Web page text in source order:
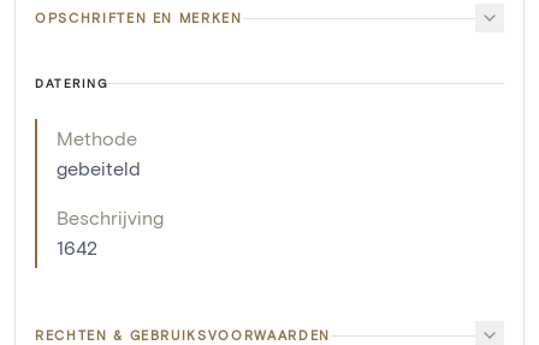
OPSCHRIFTEN EN MERKEN
DATERING
Methode
gebeiteld
Beschrijving
1642
RECHTEN & GEBRUIKSVOORWAARDEN